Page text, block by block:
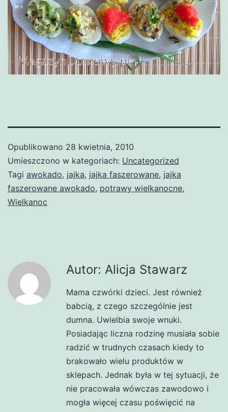
Opublikowano 28 kwietnia, 2010
Umieszczono w kategoriach: Uncategorized
Tagi awokado, jajka, jajka faszerowane, jajka
faszerowane awokado, potrawy wielkanocne,
Wielkanoc
Autor: Alicja Stawarz
Mama czwórki dzieci. Jest również
babcią, z czego szczególnie jest
dumna. Uwielbia swoje wnuki.
Posiadając liczna rodzinę musiała sobie
radzić w trudnych czasach kiedy to
brakowało wielu produktów w
sklepach. Jednak była w tej sytuacji, że
nie pracowała wówczas zawodowo i
mogła więcej czasu poświęcić na